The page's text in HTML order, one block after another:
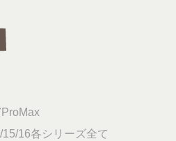
16各シリーズ全て